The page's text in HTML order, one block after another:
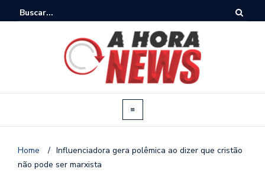
Home / Influenciadora gera polêmica ao dizer que cristão
não pode ser marxista